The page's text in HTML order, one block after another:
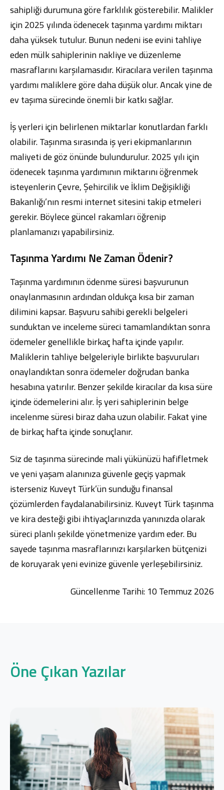
sahipliği durumuna göre farklılık gösterebilir. Malikler
için 2025 yılında ödenecek taşınma yardımı miktarı
daha yüksek tutulur. Bunun nedeni ise evini tahliye
eden mülk sahiplerinin nakliye ve düzenleme
masraflarını karşılamasıdır. Kiracılara verilen taşınma
yardımı maliklere göre daha düşük olur. Ancak yine de
ev taşıma sürecinde önemli bir katkı sağlar.
İş yerleri için belirlenen miktarlar konutlardan farklı
olabilir. Taşınma sırasında iş yeri ekipmanlarının
maliyeti de göz önünde bulundurulur. 2025 yılı için
ödenecek taşınma yardımının miktarını öğrenmek
isteyenlerin Çevre, Şehircilik ve İklim Değişikliği
Bakanlığı’nın resmi internet sitesini takip etmeleri
gerekir. Böylece güncel rakamları öğrenip
planlamanızı yapabilirsiniz.
Taşınma Yardımı Ne Zaman Ödenir?
Taşınma yardımının ödenme süresi başvurunun
onaylanmasının ardından oldukça kısa bir zaman
dilimini kapsar. Başvuru sahibi gerekli belgeleri
sunduktan ve inceleme süreci tamamlandıktan sonra
ödemeler genellikle birkaç hafta içinde yapılır.
Maliklerin tahliye belgeleriyle birlikte başvuruları
onaylandıktan sonra ödemeler doğrudan banka
hesabına yatırılır. Benzer şekilde kiracılar da kısa süre
içinde ödemelerini alır. İş yeri sahiplerinin belge
incelenme süresi biraz daha uzun olabilir. Fakat yine
de birkaç hafta içinde sonuçlanır.
Siz de taşınma sürecinde mali yükünüzü hafifletmek
ve yeni yaşam alanınıza güvenle geçiş yapmak
isterseniz Kuveyt Türk’ün sunduğu finansal
çözümlerden faydalanabilirsiniz. Kuveyt Türk taşınma
ve kira desteği gibi ihtiyaçlarınızda yanınızda olarak
süreci planlı şekilde yönetmenize yardım eder. Bu
sayede taşınma masraflarınızı karşılarken bütçenizi
de koruyarak yeni evinize güvenle yerleşebilirsiniz.
Güncellenme Tarihi: 10 Temmuz 2026
Öne Çıkan Yazılar